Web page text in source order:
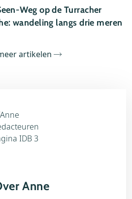
Weg op de Turracher
wandeling langs drie meren
artikelen
Anne